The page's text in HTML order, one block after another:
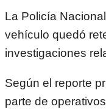
La Policía
vehículo quedó
investigaciones
Según el reporte
parte de